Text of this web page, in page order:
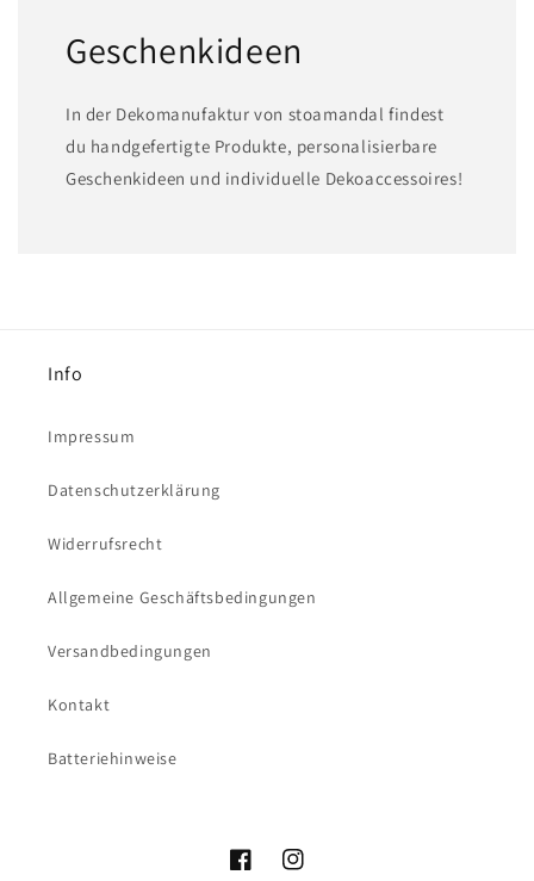
Geschenkideen
In der Dekomanufaktur von stoamandal findest
du handgefertigte Produkte, personalisierbare
Geschenkideen und individuelle Dekoaccessoires!
Info
Impressum
Datenschutzerklärung
Widerrufsrecht
Allgemeine Geschäftsbedingungen
Versandbedingungen
Kontakt
Batteriehinweise
FacebookInstagram